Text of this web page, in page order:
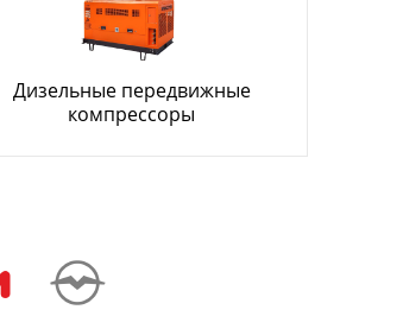
Дизельные передвижные
компрессоры